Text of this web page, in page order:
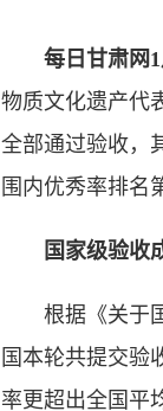
每日甘肃网
物质文化遗产代
全部通过验收，
围内优秀率排名
国家级验收
根据《关于国
国本轮共提交验
率更超出全国平